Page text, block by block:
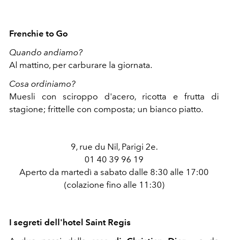
Frenchie to Go
Quando andiamo?
Al mattino, per carburare la giornata.
Cosa ordiniamo?
Muesli con sciroppo d'acero, ricotta e frutta di
stagione; frittelle con composta; un bianco piatto.
9, rue du Nil, Parigi 2e.
01 40 39 96 19
Aperto da martedì a sabato dalle 8:30 alle 17:00
(colazione fino alle 11:30)
I segreti dell'hotel Saint Regis